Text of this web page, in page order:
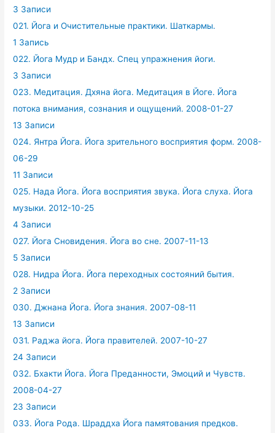
3 Записи
021. Йога и Очистительные практики. Шаткармы.
1 Запись
022. Йога Мудр и Бандх. Спец упражнения йоги.
3 Записи
023. Медитация. Дхяна йога. Медитация в Йоге. Йога
потока внимания, сознания и ощущений. 2008-01-27
13 Записи
024. Янтра Йога. Йога зрительного восприятия форм. 2008-
06-29
11 Записи
025. Нада Йога. Йога восприятия звука. Йога слуха. Йога
музыки. 2012-10-25
4 Записи
027. Йога Сновидения. Йога во сне. 2007-11-13
5 Записи
028. Нидра Йога. Йога переходных состояний бытия.
2 Записи
030. Джнана Йога. Йога знания. 2007-08-11
13 Записи
031. Раджа йога. Йога правителей. 2007-10-27
24 Записи
032. Бхакти Йога. Йога Преданности, Эмоций и Чувств.
2008-04-27
23 Записи
033. Йога Рода. Шраддха Йога памятования предков.